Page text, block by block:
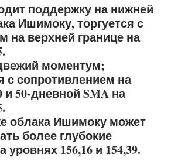
поддержку на нижней
Ишимоку, торгуется с
на верхней границе на
моментум;
с сопротивлением на
и 50-дневной SMA на
облака Ишимоку может
более глубокие
156,16 и 154,39.